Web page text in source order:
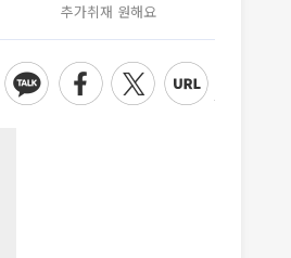
추가취재 원해요